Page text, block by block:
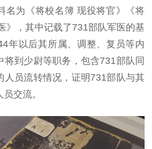
名为《将校名簿 现役将官》《将
》，其中记载了731部队军医的基
年以后其所属、调整、复员等内
将到少尉等职务，包含731部队同
人员流转情况，证明731部队与其
交流。